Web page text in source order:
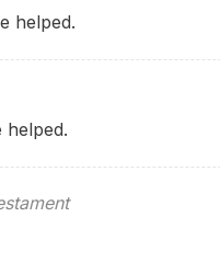
helped.